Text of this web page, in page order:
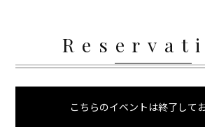
こちらのイベントは終了して